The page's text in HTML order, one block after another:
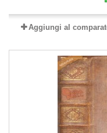
Aggiungi al